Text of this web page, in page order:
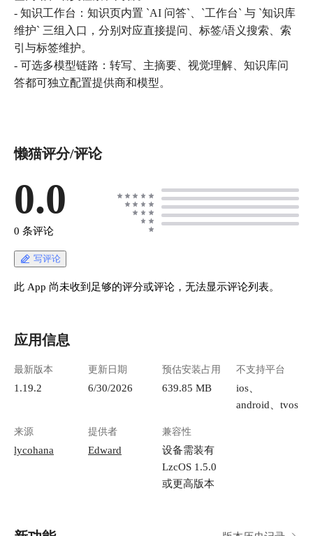
- 知识工作台：知识页内置 `AI 问答`、`工作台` 与 `知识库
维护` 三组入口，分别对应直接提问、标签/语义搜索、索
引与标签维护。
- 可选多模型链路：转写、主摘要、视觉理解、知识库问
答都可独立配置提供商和模型。
懒猫评分/评论
0.0
0 条评论
写评论
此 App 尚未收到足够的评分或评论，无法显示评论列表。
应用信息
最新版本
1.19.2
更新日期
6/30/2026
预估安装占用
639.85 MB
不支持平台
ios、
android、tvos
来源
lycohana
提供者
Edward
兼容性
设备需装有
LzcOS 1.5.0
或更高版本